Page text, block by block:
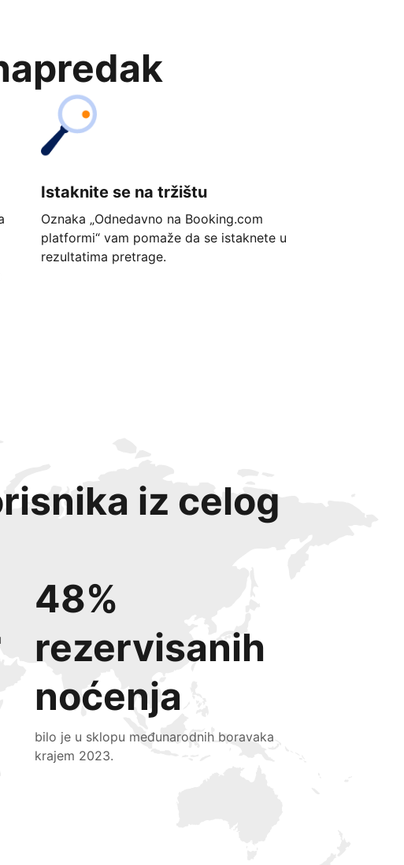
Istaknite se na tržištu
Oznaka „Odnedavno na Booking.com
platformi“ vam pomaže da se istaknete u
rezultatima pretrage.
iz celog
48%
rezervisanih
noćenja
bilo je u sklopu međunarodnih boravaka
krajem 2023.